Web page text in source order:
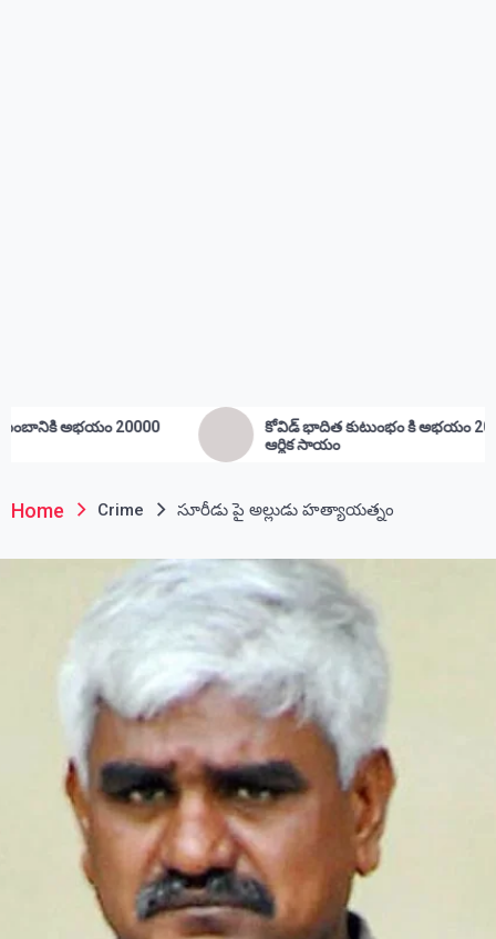
కోవిడ్ భాదిత కుటుంభం కి అభయం 20000
Home Crime సూరీడు పై అల్లుడు హత్యాయత్నం